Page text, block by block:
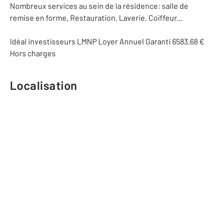
Nombreux services au sein de la résidence: salle de
remise en forme, Restauration, Laverie, Coiffeur...
Idéal investisseurs LMNP Loyer Annuel Garanti 6583.68 €
Hors charges
Localisation